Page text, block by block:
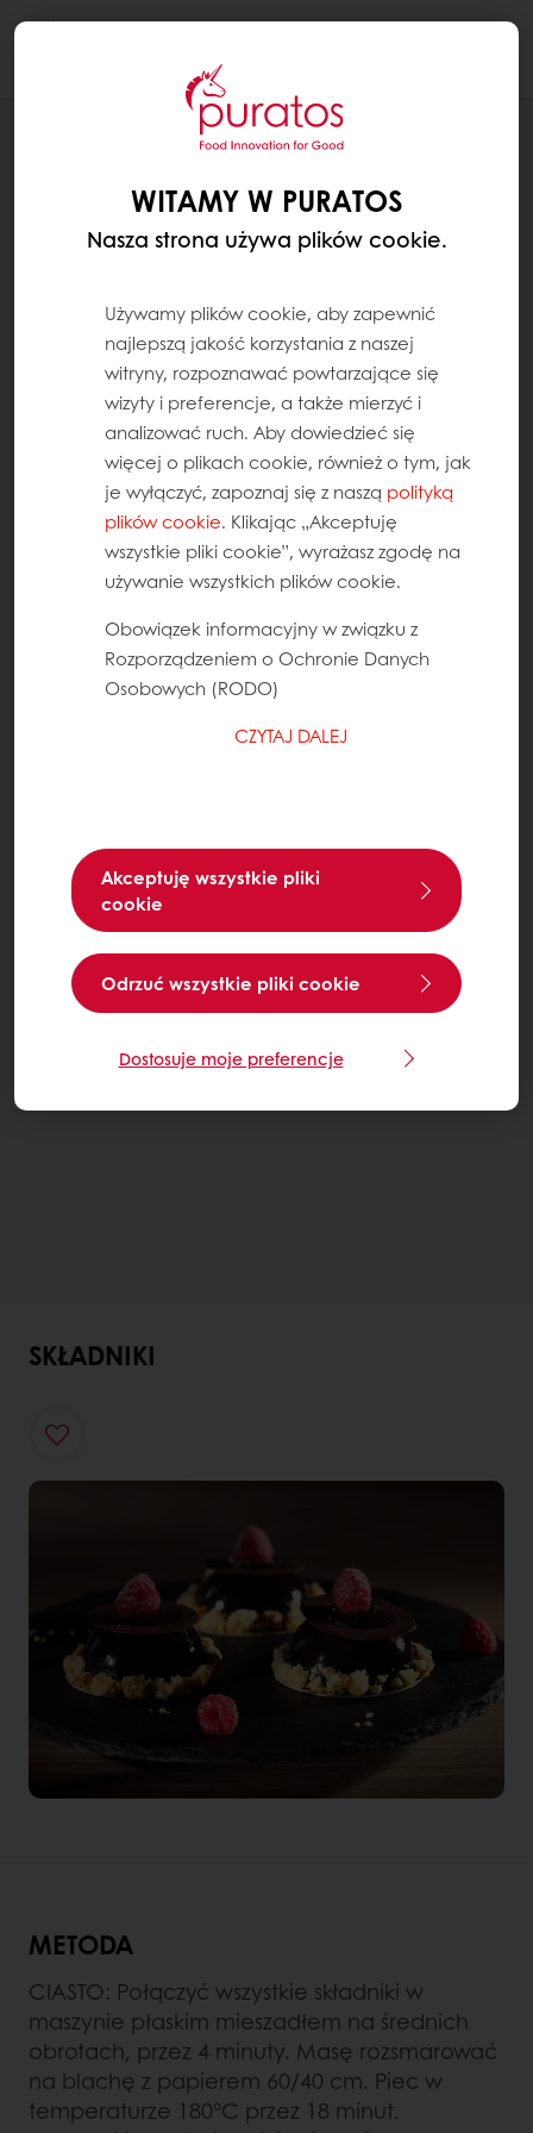
SKŁADNIKI
METODA
CIASTO: Połączyć wszystkie składniki w
maszynie płaskim mieszadłem na średnich
obrotach, przez 4 minuty. Masę rozsmarować
na blachę z papierem 60/40 cm. Piec w
temperaturze 180°C przez 18 minut.
WITAMY W PURATOS
Nasza strona używa plików cookie.
Używamy plików cookie, aby zapewnić
najlepszą jakość korzystania z naszej
witryny, rozpoznawać powtarzające się
wizyty i preferencje, a także mierzyć i
analizować ruch. Aby dowiedzieć się
więcej o plikach cookie, również o tym, jak
je wyłączyć, zapoznaj się z naszą polityką
plików cookie. Klikając „Akceptuję
wszystkie pliki cookie”, wyrażasz zgodę na
używanie wszystkich plików cookie.
Obowiązek informacyjny w związku z
Rozporządzeniem o Ochronie Danych
Osobowych (RODO)
CZYTAJ DALEJ
Akceptuję wszystkie pliki
cookie
Odrzuć wszystkie pliki cookie
Dostosuje moje preferencje